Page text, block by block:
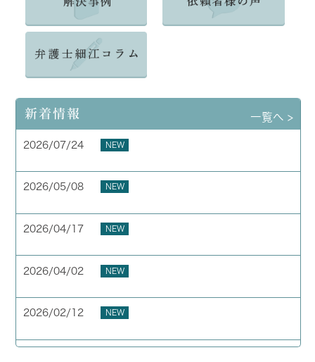
新着情報 一覧へ >
2026/07/24 NEW
2026/05/08 NEW
2026/04/17 NEW
2026/04/02 NEW
2026/02/12 NEW